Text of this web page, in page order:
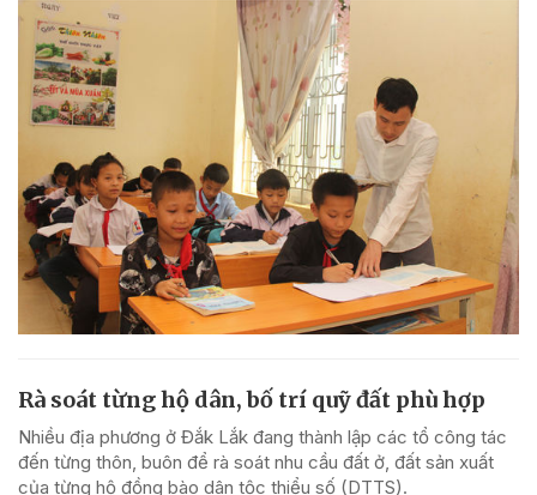
Rà soát từng hộ dân, bố trí quỹ đất phù hợp
Nhiều địa phương ở Đắk Lắk đang thành lập các tổ công tác
đến từng thôn, buôn để rà soát nhu cầu đất ở, đất sản xuất
của từng hộ đồng bào dân tộc thiểu số (DTTS).